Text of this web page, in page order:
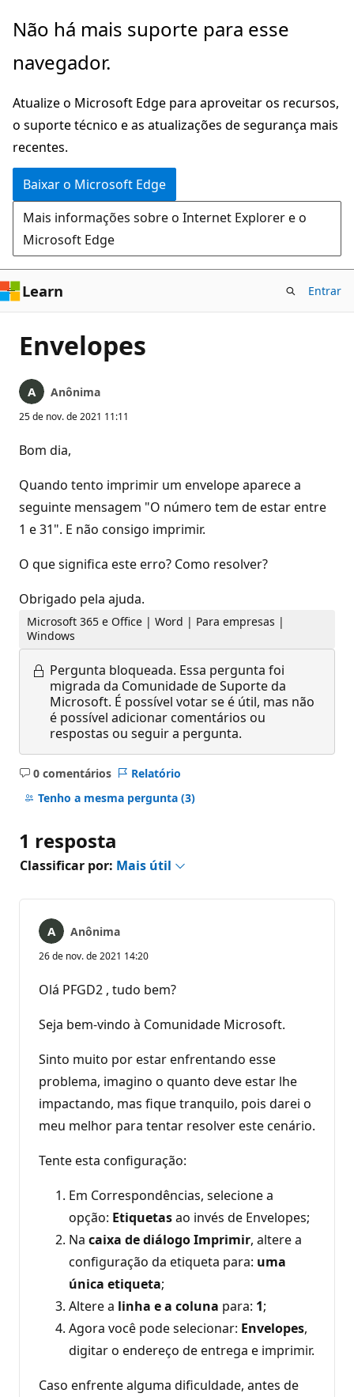
Pular
o
principal
Não há mais suporte para esse
navegador.
Atualize o Microsoft Edge para aproveitar os recursos,
o suporte técnico e as atualizações de segurança mais
recentes.
Baixar o Microsoft Edge
Mais informações sobre o Internet Explorer e o
Microsoft Edge
Learn Entrar
Envelopes
Anônima
25 de nov. de 2021 11:11
Bom dia,
Quando tento imprimir um envelope aparece a
seguinte mensagem "O número tem de estar entre
1 e 31". E não consigo imprimir.
O que significa este erro? Como resolver?
Obrigado pela ajuda.
Microsoft 365 e Office | Word | Para empresas |
Windows
Pergunta bloqueada. Essa pergunta foi
migrada da Comunidade de Suporte da
Microsoft. É possível votar se é útil, mas não
é possível adicionar comentários ou
respostas ou seguir a pergunta.
0 comentários
Sem
comentários
Relatório
Tenho a mesma pergunta (3)
1 resposta
Classificar por: Mais útil
Anônima
26 de nov. de 2021 14:20
Olá PFGD2 , tudo bem?
Seja bem-vindo à Comunidade Microsoft.
Sinto muito por estar enfrentando esse
problema, imagino o quanto deve estar lhe
impactando, mas fique tranquilo, pois darei o
meu melhor para tentar resolver este cenário.
Tente esta configuração:
Em Correspondências, selecione a
opção: Etiquetasao invés de Envelopes;
Na caixa de diálogo Imprimir, altere a
configuração da etiqueta para: uma
única etiqueta;
Altere a linha e a coluna para: 1;
Agora você pode selecionar: Envelopes,
digitar o endereço de entrega e imprimir.
Caso enfrente alguma dificuldade, antes de